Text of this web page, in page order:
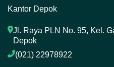
Kantor Depok
Jl. Raya PLN No. 95, Kel.
Depok
(021) 22978922